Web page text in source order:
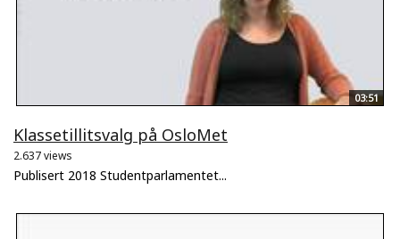
03:51
Klassetillitsvalg på OsloMet
2.637 views
Publisert 2018 Studentparlamentet...